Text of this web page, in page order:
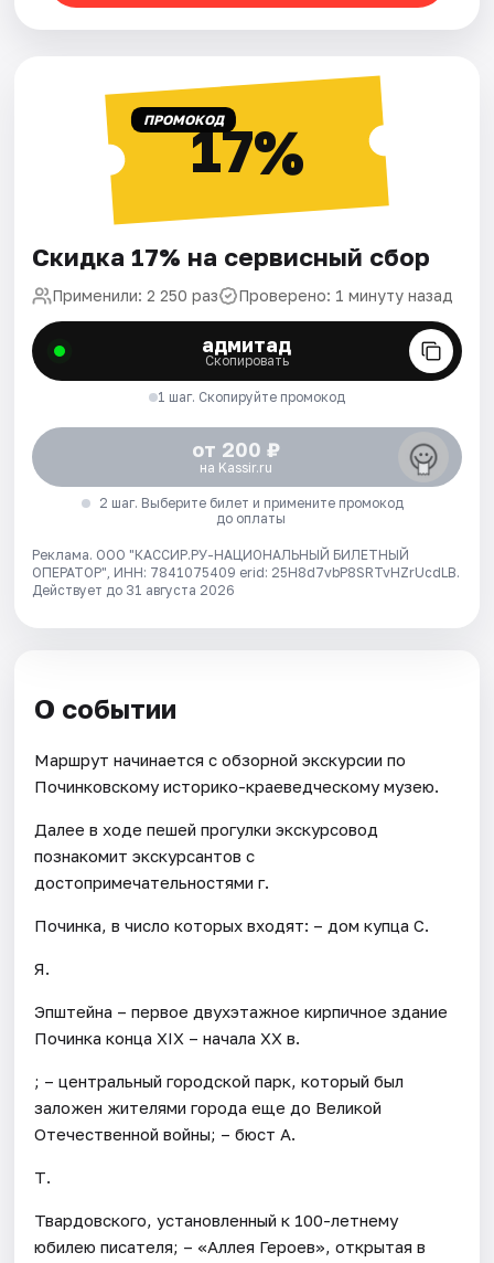
ПРОМОКОД17%
Скидка 17% на сервисный сбор
Применили: 2 250 раз Проверено: 1 минуту назад
адмитад
Скопировать
1 шаг. Скопируйте промокод
от 200 ₽
на Kassir.ru
2 шаг. Выберите билет и примените промокод
до оплаты
Реклама. ООО "КАССИР.РУ-НАЦИОНАЛЬНЫЙ БИЛЕТНЫЙ
ОПЕРАТОР", ИНН: 7841075409 erid: 25H8d7vbP8SRTvHZrUcdLB.
Действует до 31 августа 2026
О событии
Маршрут начинается с обзорной экскурсии по
Починковскому историко-краеведческому музею.
Далее в ходе пешей прогулки экскурсовод
познакомит экскурсантов с
достопримечательностями г.
Починка, в число которых входят: – дом купца С.
Я.
Эпштейна – первое двухэтажное кирпичное здание
Починка конца XIX – начала XX в.
; – центральный городской парк, который был
заложен жителями города еще до Великой
Отечественной войны; – бюст А.
Т.
Твардовского, установленный к 100-летнему
юбилею писателя; – «Аллея Героев», открытая в